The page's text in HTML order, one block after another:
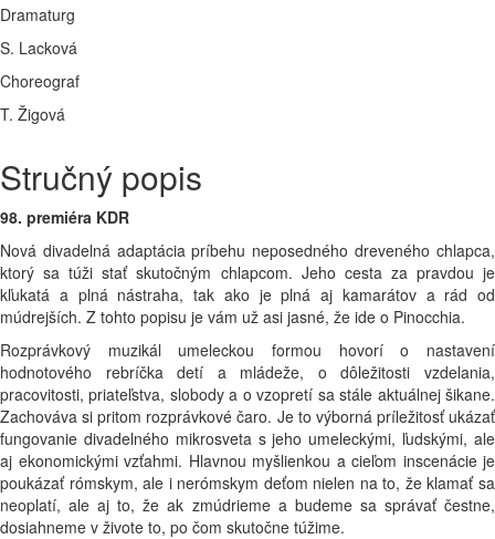
Dramaturg
S. Lacková
Choreograf
T. Žigová
Stručný popis
98. premiéra KDR
Nová divadelná adaptácia príbehu neposedného dreveného chlapca,
ktorý sa túži stať skutočným chlapcom. Jeho cesta za pravdou je
kľukatá a plná nástraha, tak ako je plná aj kamarátov a rád od
múdrejších. Z tohto popisu je vám už asi jasné, že ide o Pinocchia.
Rozprávkový muzikál umeleckou formou hovorí o nastavení
hodnotového rebríčka detí a mládeže, o dôležitosti vzdelania,
pracovitosti, priateľstva, slobody a o vzopretí sa stále aktuálnej šikane.
Zachováva si pritom rozprávkové čaro. Je to výborná príležitosť ukázať
fungovanie divadelného mikrosveta s jeho umeleckými, ľudskými, ale
aj ekonomickými vzťahmi. Hlavnou myšlienkou a cieľom inscenácie je
poukázať rómskym, ale i nerómskym deťom nielen na to, že klamať sa
neoplatí, ale aj to, že ak zmúdrieme a budeme sa správať čestne,
dosiahneme v živote to, po čom skutočne túžime.